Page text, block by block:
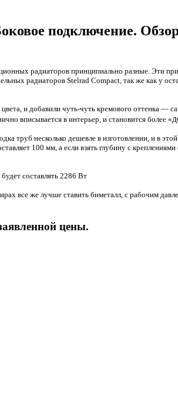
подключение.
радиаторов принципиально разные. Эти
радиаторов Stelrad Compact, так же как у
и добавили чуть-чуть кремового оттенка —
вписывается в интерьер, и становится более «
несколько дешевле в изготовлении, и в этой
100 мм, а если взять глубину с креплениями
составлять 2286 Вт
все же лучше ставить биметалл, с рабочим
цены.